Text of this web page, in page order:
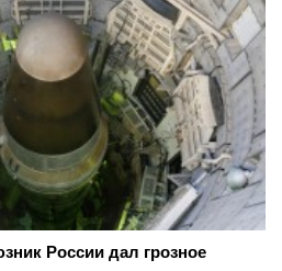
России дал грозное